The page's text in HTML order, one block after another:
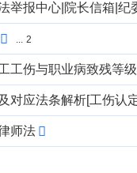
举报中心|院长信箱|纪
... 2
工伤与职业病致残等
对应法条解析[工伤认
师法